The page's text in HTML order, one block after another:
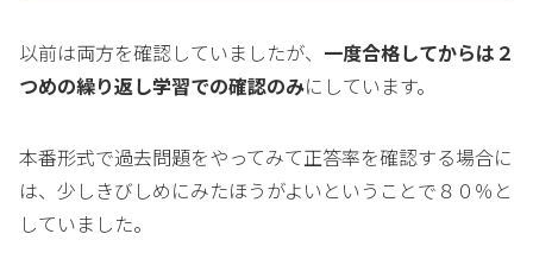
以前は両方を確認していましたが、 一度合格してからは２
つめの繰り返し学習での確認のみにしています。
本番形式で過去問題をやってみて正答率を確認する場合に
は、少しきびしめにみたほうがよいということで８０％と
していました。